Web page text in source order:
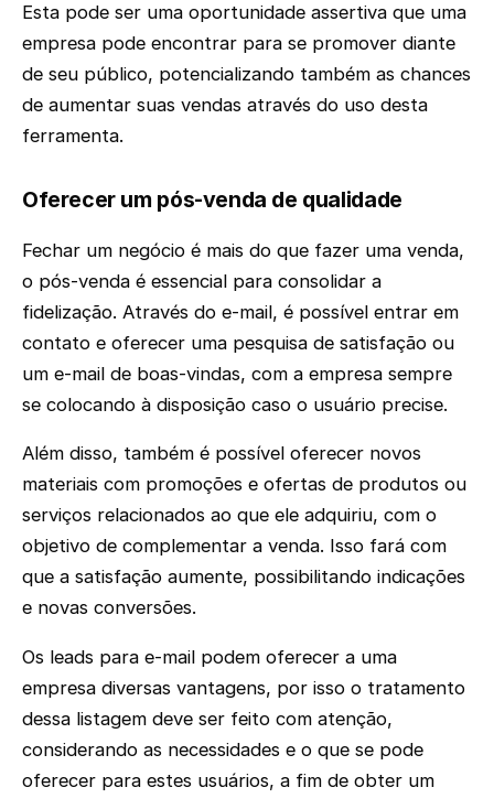
Esta pode ser uma oportunidade assertiva que uma
empresa pode encontrar para se promover diante
de seu público, potencializando também as chances
de aumentar suas vendas através do uso desta
ferramenta.
Oferecer um pós-venda de qualidade
Fechar um negócio é mais do que fazer uma venda,
o pós-venda é essencial para consolidar a
fidelização. Através do e-mail, é possível entrar em
contato e oferecer uma pesquisa de satisfação ou
um e-mail de boas-vindas, com a empresa sempre
se colocando à disposição caso o usuário precise.
Além disso, também é possível oferecer novos
materiais com promoções e ofertas de produtos ou
serviços relacionados ao que ele adquiriu, com o
objetivo de complementar a venda. Isso fará com
que a satisfação aumente, possibilitando indicações
e novas conversões.
Os leads para e-mail podem oferecer a uma
empresa diversas vantagens, por isso o tratamento
dessa listagem deve ser feito com atenção,
considerando as necessidades e o que se pode
oferecer para estes usuários, a fim de obter um